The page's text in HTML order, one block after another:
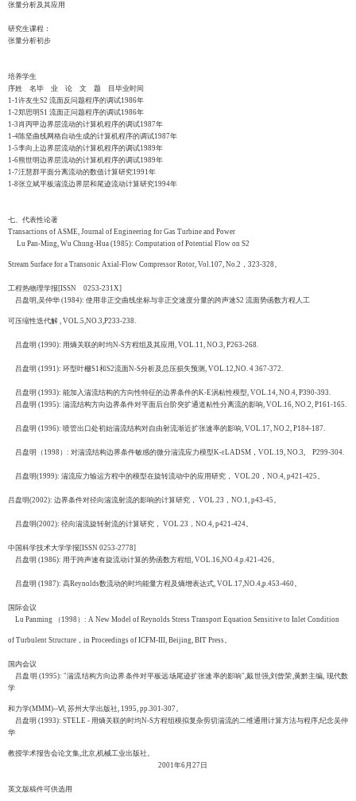
张量分析及其应用
研究生课程：
张量分析初步
培养学生
序姓 名毕 业 论 文 题 目毕业时间
1-1许友生S2 流面反问题程序的调试1986年
1-2郑思明S1 流面正问题程序的调试1986年
1-3肖丙甲边界层流动的计算机程序的调试1987年
1-4陈坚曲线网格自动生成的计算机程序的调试1987年
1-5李向上边界层流动的计算机程序的调试1989年
1-6熊世明边界层流动的计算机程序的调试1989年
1-7汪慧群平面分离流动的数值计算研究1991年
1-8张立斌平板湍流边界层和尾迹流动计算研究1994年
七、代表性论著
Transactions of ASME, Journal of Engineering for Gas Turbine and Power
Lu Pan-Ming, Wu Chung-Hua (1985): Computation of Potential Flow on S2
Stream Surface for a Transonic Axial-Flow Compressor Rotor, Vol.107, No.2，323-328。
工程热物理学报[ISSN 0253-231X]
吕盘明,吴仲华 (1984): 使用非正交曲线坐标与非正交速度分量的跨声速S2 流面势函数方程人工
可压缩性迭代解 , VOL.5,NO.3,P233-238.
吕盘明 (1990): 用熵关联的时均N-S方程组及其应用, VOL.11, NO.3, P263-268.
吕盘明 (1991): 环型叶栅S1和S2流面N-S分析及总压损失预测, VOL.12,NO. 4 367-372.
吕盘明 (1993): 能加入湍流结构的方向性特征的边界条件的K-E涡粘性模型, VOL.14, NO.4, P390-393.
吕盘明 (1995): 湍流结构方向边界条件对平面后台阶突扩通道粘性分离流的影响, VOL.16, NO.2, P161-165.
吕盘明 (1996): 喷管出口处初始湍流结构对自由射流渐近扩张速率的影响, VOL.17, NO.2, P184-187.
吕盘明（1998）: 对湍流结构边界条件敏感的微分湍流应力模型K-εLADSM，VOL.19, NO.3, P299-304.
吕盘明(1999): 湍流应力输运方程中的模型在旋转流动中的应用研究， VOL.20，NO.4, p421-425。
吕盘明(2002): 边界条件对径向湍流射流的影响的计算研究， VOL.23，NO.1, p43-45。
吕盘明(2002): 径向湍流旋转射流的计算研究， VOL.23，NO.4, p421-424。
中国科学技术大学学报[ISSN 0253-2778]
吕盘明 (1986): 用于跨声速有旋流动计算的势函数方程组, VOL.16,NO.4.p.421-426。
吕盘明 (1987): 高Reynolds数流动的时均能量方程及熵增表达式, VOL.17,NO.4,p.453-460。
国际会议
Lu Panming （1998）: A New Model of Reynolds Stress Transport Equation Sensitive to Inlet Condition
of Turbulent Structure，in Proceedings of ICFM-III, Beijing, BIT Press。
国内会议
吕盘明 (1995): "湍流结构方向边界条件对平板远场尾迹扩张速率的影响",戴世强,刘曾荣,黄黔主编, 现代数
学
和力学(MMM)--Ⅵ, 苏州大学出版社, 1995, pp.301-307。
吕盘明 (1993): STELE - 用熵关联的时均N-S方程组模拟复杂剪切湍流的二维通用计算方法与程序,纪念吴仲
华
教授学术报告会论文集,北京,机械工业出版社。
2001年6月27日
英文版稿件可供选用